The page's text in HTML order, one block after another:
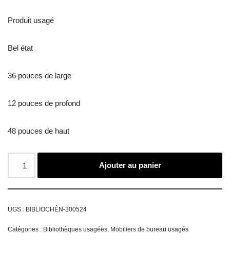
Produit usagé
Bel état
36 pouces de large
12 pouces de profond
48 pouces de haut
Ajouter au panier
UGS : BIBLIOCHÊN-300524
Catégories : Bibliothèques usagées, Mobiliers de bureau usagés